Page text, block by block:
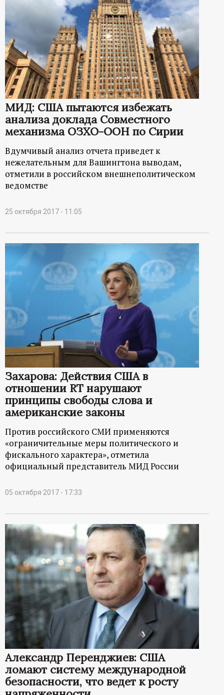
МИД: США пытаются избежать
анализа доклада Совместного
механизма ОЗХО-ООН по Сирии
Вдумчивый анализ отчета приведет к
нежелательным для Вашингтона выводам,
отметили в российском внешнеполитическом
ведомстве
25 октября 2017 - 11:05
Захарова: Действия США в
отношении RT нарушают
принципы свободы слова и
американские законы
Против российского СМИ применяются
«ограничительные меры политического и
фискального характера», отметила
официальный представитель МИД России
05 октября 2017 - 17:33
Александр Перенджиев: США
ломают систему международной
безопасности, что ведет к росту